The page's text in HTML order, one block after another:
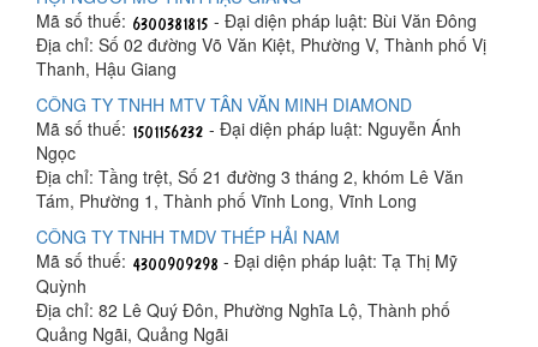
Mã số thuế:
- Đại diện pháp luật: Bùi Văn Đông
Địa chỉ: Số 02 đường Võ Văn Kiệt, Phường V, Thành phố Vị
Thanh, Hậu Giang
CÔNG TY TNHH MTV TÂN VĂN MINH DIAMOND
Mã số thuế:
- Đại diện pháp luật: Nguyễn Ánh
Ngọc
Địa chỉ: Tầng trệt, Số 21 đường 3 tháng 2, khóm Lê Văn
Tám, Phường 1, Thành phố Vĩnh Long, Vĩnh Long
CÔNG TY TNHH TMDV THÉP HẢI NAM
Mã số thuế:
- Đại diện pháp luật: Tạ Thị Mỹ
Quỳnh
Địa chỉ: 82 Lê Quý Đôn, Phường Nghĩa Lộ, Thành phố
Quảng Ngãi, Quảng Ngãi